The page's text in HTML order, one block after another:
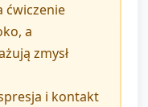
ćwiczenie
a
zmysł
i kontakt